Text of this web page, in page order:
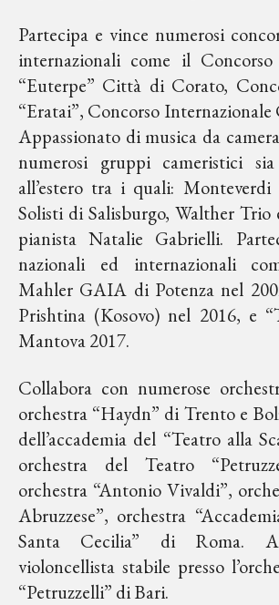
Partecipa e vince numerosi
internazionali come il Concorso
“Euterpe” Città di Corato,
“Eratai”, Concorso
Appassionato di musica da
numerosi gruppi cameristici
all’estero tra i quali:
Solisti di Salisburgo, Walther
pianista Natalie Gabrielli.
nazionali ed internazionali
Mahler GAIA di Potenza nel
Prishtina (Kosovo) nel 2016, e
Mantova 2017.
Collabora con numerose
orchestra “Haydn” di Trento e
dell’accademia del “Teatro alla
orchestra del Teatro
orchestra “Antonio Vivaldi”,
Abruzzese”, orchestra
Santa Cecilia” di Roma.
violoncellista stabile presso
“Petruzzelli” di Bari.